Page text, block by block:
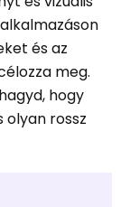
és az
meg.
hogy
olyan rossz